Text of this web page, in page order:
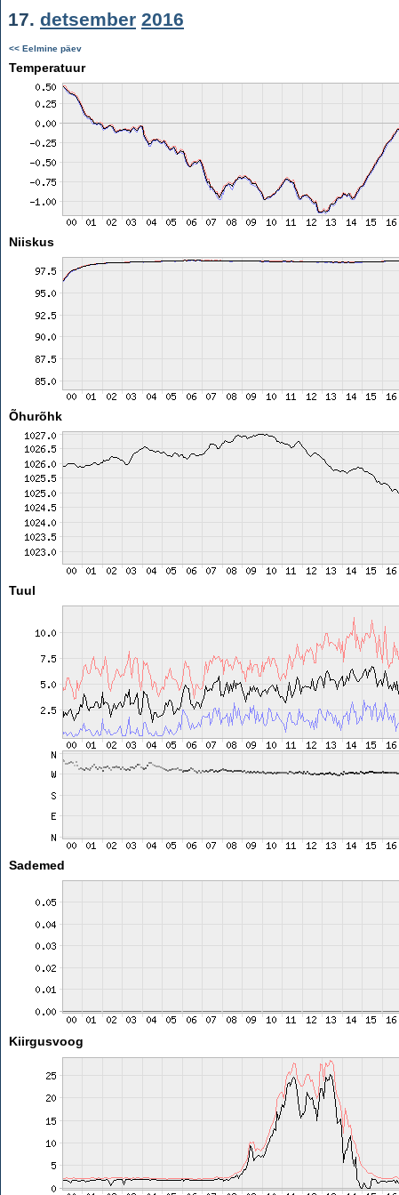
17. detsember 2016
<< Eelmine päev
Temperatuur
Niiskus
Õhurõhk
Tuul
Sademed
Kiirgusvoog